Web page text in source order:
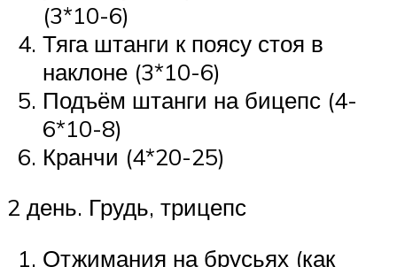
(3*10-6)
Тяга штанги к поясу стоя в
наклоне (3*10-6)
Подъём штанги на бицепс (4-
6*10-8)
Кранчи (4*20-25)
2 день. Грудь, трицепс
Отжимания на брусьях (как